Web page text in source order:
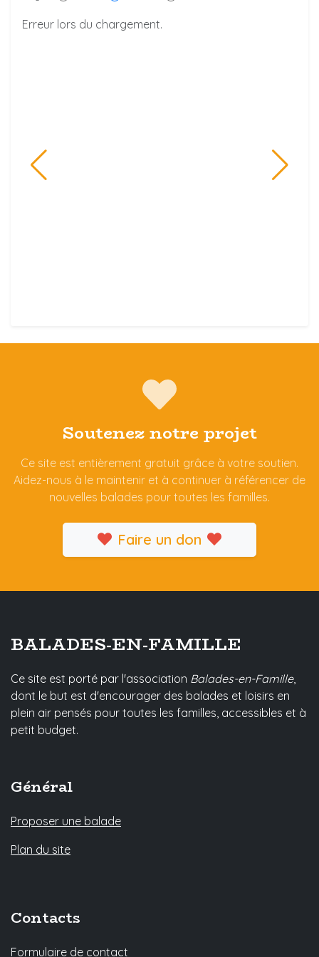
Erreur lors du chargement.
Soutenez notre projet
Ce site est entièrement gratuit grâce à votre soutien.
Aidez-nous à le maintenir et à continuer à référencer de
nouvelles balades pour toutes les familles.
Faire un don
BALADES-EN-FAMILLE
Ce site est porté par l'association Balades-en-Famille,
dont le but est d'encourager des balades et loisirs en
plein air pensés pour toutes les familles, accessibles et à
petit budget.
Général
Proposer une balade
Plan du site
Contacts
Formulaire de contact